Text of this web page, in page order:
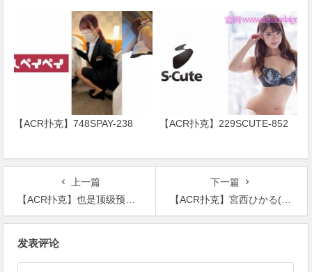
【ACR扑克】748SPAY-238 【ACR扑克】229SCUTE-852
上一篇
【ACR扑克】也是顶级预备军！辉有九头身完美身材！
下一篇
【ACR扑克】宮西ひかる(宫西光)作品BF-701发布！和邻居搞上了！最强眼镜妹成了肉食痴女！
发表评论